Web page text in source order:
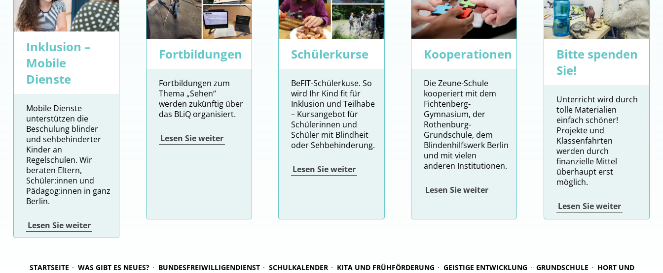
Inklusion –
Mobile
Dienste
Mobile Dienste
unterstützen die
Beschulung blinder
und sehbehinderter
Kinder an
Regelschulen. Wir
beraten Eltern,
Schüler:innen und
Pädagog:innen in ganz
Berlin.
Lesen Sie weiter
Fortbildungen
Fortbildungen zum
Thema „Sehen“
werden zukünftig über
das BLiQ organisiert.
Lesen Sie weiter
Schülerkurse
BeFIT-Schülerkuse. So
wird Ihr Kind fit für
Inklusion und Teilhabe
– Kursangebot für
Schülerinnen und
Schüler mit Blindheit
oder Sehbehinderung.
Lesen Sie weiter
Kooperationen
Die Zeune-Schule
kooperiert mit dem
Fichtenberg-
Gymnasium, der
Rothenburg-
Grundschule, dem
Blindenhilfswerk Berlin
und mit vielen
anderen Institutionen.
Lesen Sie weiter
Bitte spenden
Sie!
Unterricht wird durch
tolle Materialien
einfach schöner!
Projekte und
Klassenfahrten
werden durch
finanzielle Mittel
überhaupt erst
möglich.
Lesen Sie weiter
STARTSEITE WAS GIBT ES NEUES? BUNDESFREIWILLIGENDIENST SCHULKALENDER KITA UND FRÜHFÖRDERUNG GEISTIGE ENTWICKLUNG GRUNDSCHULE
HORT UND